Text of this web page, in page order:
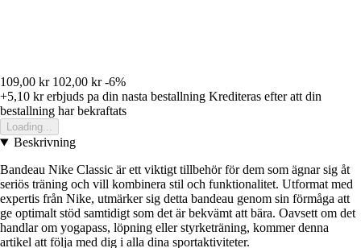
109,00 kr 102,00 kr -6%
+5,10 krerbjuds pa din nasta bestallning Krediteras efter att din
bestallning har bekraftats
Loading...
Beskrivning
Bandeau Nike Classic är ett viktigt tillbehör för dem som ägnar sig åt
seriös träning och vill kombinera stil och funktionalitet. Utformat med
expertis från Nike, utmärker sig detta bandeau genom sin förmåga att
ge optimalt stöd samtidigt som det är bekvämt att bära. Oavsett om det
handlar om yogapass, löpning eller styrketräning, kommer denna
artikel att följa med dig i alla dina sportaktiviteter.